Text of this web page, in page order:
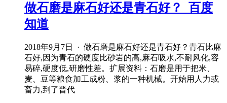
做石磨是麻石好还是青石好？_百度
知道
2018年9月7日 · 做石磨是麻石好还是青石好？青石比麻
石好,因为青石的硬度比砂岩的高,麻石吸水,不耐风化,容
易碎,硬度低,研磨性差。扩展资料：石磨是用于把米、
麦、豆等粮食加工成粉、浆的一种机械。开始用人力或
畜力,到了晋代